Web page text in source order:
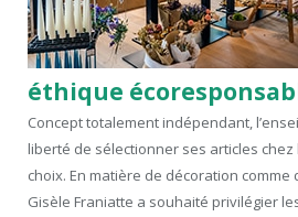
éthique
Concept totalement indépendant,
liberté de sélectionner ses articles
choix. En matière de décoration
Gisèle Franiatte a souhaité privilégier